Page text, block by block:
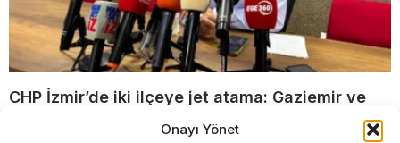
Onayı Yönet
CHP İzmir’de iki ilçeye jet atama: Gaziemir ve